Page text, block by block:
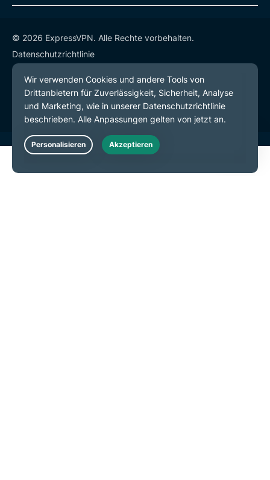
© 2026 ExpressVPN. Alle Rechte vorbehalten.
Datenschutzrichtlinie
Servicebedingungen
Cookie-Einstellungen